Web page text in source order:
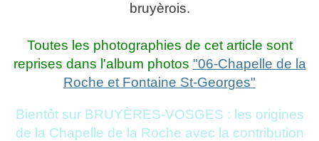
bruyèrois.
Toutes les photographies de cet article sont
reprises dans l'album photos "06-Chapelle de la
Roche et Fontaine St-Georges"
Bientôt sur BRUYÈRES-VOSGES : les origines
de la Chapelle de la Roche avec la contribution